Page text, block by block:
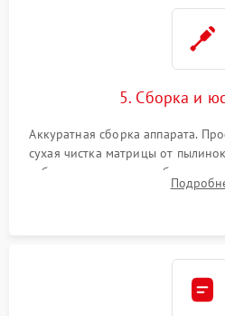
5. Сборка и
Аккуратная сборка аппарата.
сухая чистка матрицы от
рабочего отрезка, калибровка
экспозамера с